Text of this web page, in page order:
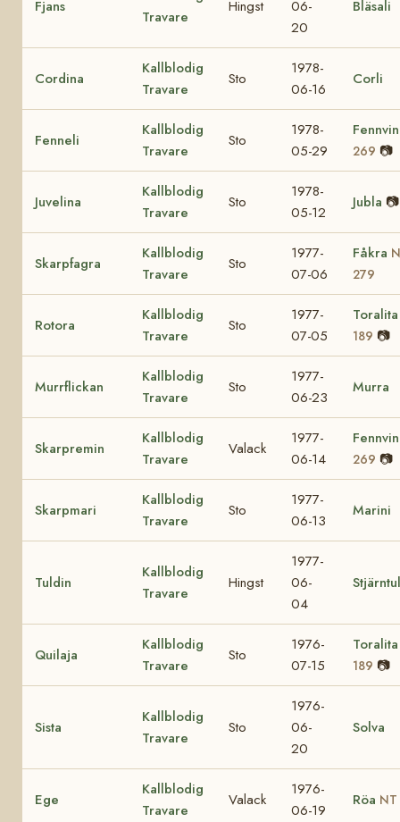
Fjans
Travare
Hingst
06-
20
Bläsali
Cordina
Kallblodig
Travare
Sto
1978-
06-16
Corli
Fenneli
Kallblodig
Travare
Sto
1978-
05-29
269 📷
Juvelina
Kallblodig
Travare
Sto
1978-
05-12
Jubla 📷
Skarpfagra
Kallblodig
Travare
Sto
1977-
07-06
Fåkra
279
Rotora
Kallblodig
Travare
Sto
1977-
07-05
189 📷
Murrflickan
Kallblodig
Travare
Sto
1977-
06-23
Murra
Skarpremin
Kallblodig
Travare
Valack
1977-
06-14
269 📷
Skarpmari
Kallblodig
Travare
Sto
1977-
06-13
Marini
Tuldin
Kallblodig
Travare
Hingst
1977-
06-
04
Quilaja
Kallblodig
Travare
Sto
1976-
07-15
189 📷
Sista
Kallblodig
Travare
Sto
1976-
06-
20
Solva
Ege
Kallblodig
Travare
Valack
1976-
06-19
Röa NT